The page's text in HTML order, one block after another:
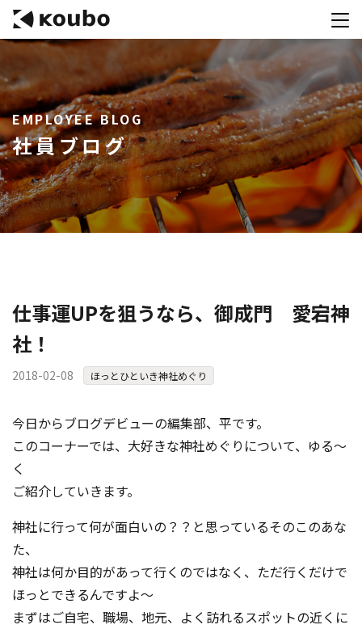
サービス
会社案内
実績紹介
採用情報
資料ダウンロード
コンテストを主催される方へ
公募運営SaaS 「Kouboプランナー」
コンテスト成功の法則
事務局アウトソーシング
マーケットデータ
コンテスト情報及びプレゼン
紹介させていただきます
無料掲載お申し込み
EMPLOYEE BLOG
社員ブログ
仕事運UPを狙うなら、御成門 愛宕神
社！
2018-02-08 ほっとひといき神社めぐり
今日からブログデビューの編集部、平です。
このコーナーでは、大好きな神社めぐりについて、ゆる～
く
ご紹介していきます。
神社に行って何が面白いの？？と思っているそのこのあな
た、
神社は何か目的があって行くのではなく、ただ行くだけで
ほっとできるんですよ～
まずはご自宅、職場、地元、よく訪れるスポットの近くに